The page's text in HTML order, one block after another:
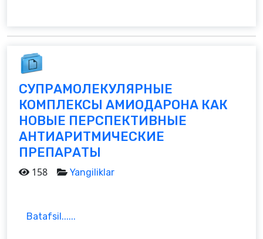
СУПРАМОЛЕКУЛЯРНЫЕ
КОМПЛЕКСЫ АМИОДАРОНА КАК
НОВЫЕ ПЕРСПЕКТИВНЫЕ
АНТИАРИТМИЧЕСКИЕ
ПРЕПАРАТЫ
158 Yangiliklar
Batafsil......